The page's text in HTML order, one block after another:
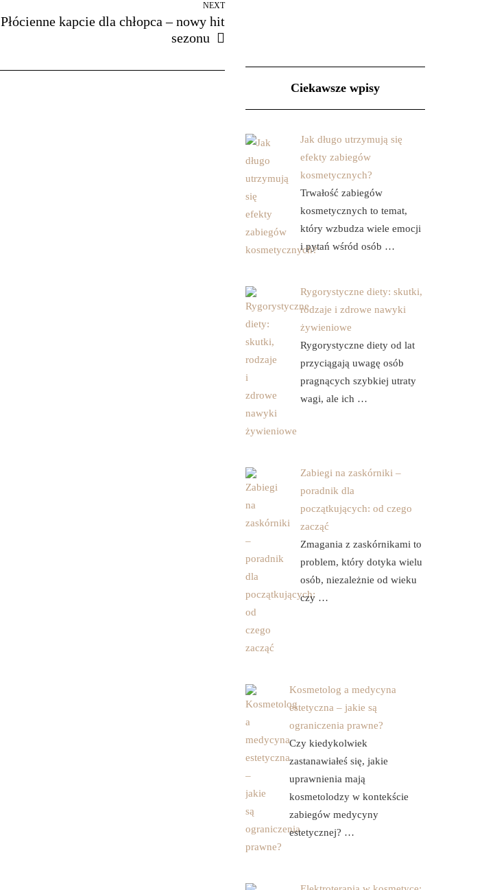
NEXT
Płócienne kapcie dla chłopca – nowy hit
sezonu
Ciekawsze wpisy
Jak długo utrzymują się
efekty zabiegów
kosmetycznych?
Trwałość zabiegów
kosmetycznych to temat,
który wzbudza wiele emocji
i pytań wśród osób …
Rygorystyczne diety: skutki,
rodzaje i zdrowe nawyki
żywieniowe
Rygorystyczne diety od lat
przyciągają uwagę osób
pragnących szybkiej utraty
wagi, ale ich …
Zabiegi na zaskórniki –
poradnik dla
początkujących: od czego
zacząć
Zmagania z zaskórnikami to
problem, który dotyka wielu
osób, niezależnie od wieku
czy …
Kosmetolog a medycyna
estetyczna – jakie są
ograniczenia prawne?
Czy kiedykolwiek
zastanawiałeś się, jakie
uprawnienia mają
kosmetolodzy w kontekście
zabiegów medycyny
estetycznej? …